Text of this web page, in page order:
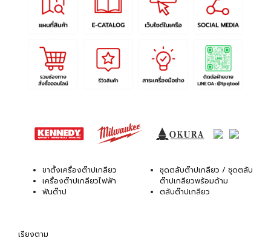
ขาตั้งเครื่องต๊าปเกลียว
เครื่องต๊าปเกลียวไฟฟ้า
ฟันต๊าป
ชุดตลับต๊าปเกลียว / ชุดตลับ
ต๊าปเกลียวพร้อมด้าม
ตลับต๊าปเกลียว
เรียงตาม